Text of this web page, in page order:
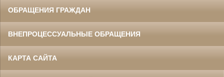
ОБРАЩЕНИЯ ГРАЖДАН
ВНЕПРОЦЕССУАЛЬНЫЕ ОБРАЩЕНИЯ
КАРТА САЙТА